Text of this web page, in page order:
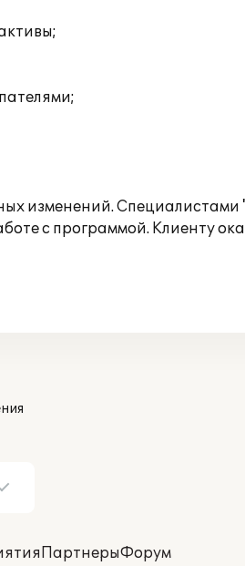
изменений.
с программой. Клиенту
ПартнерыФорум